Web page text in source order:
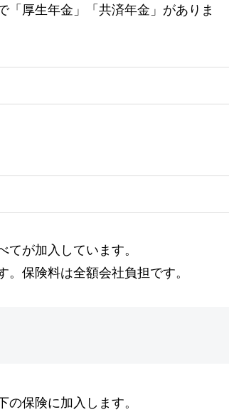
「厚生年金」「共済年金」がありま
てが加入しています。
保険料は全額会社負担です。
保険に加入します。